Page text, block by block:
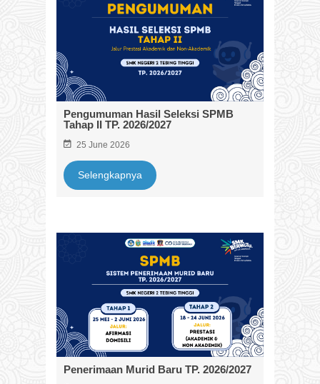
Pengumuman Hasil Seleksi SPMB
Tahap II TP. 2026/2027
25 June 2026
Selengkapnya
Penerimaan Murid Baru TP. 2026/2027